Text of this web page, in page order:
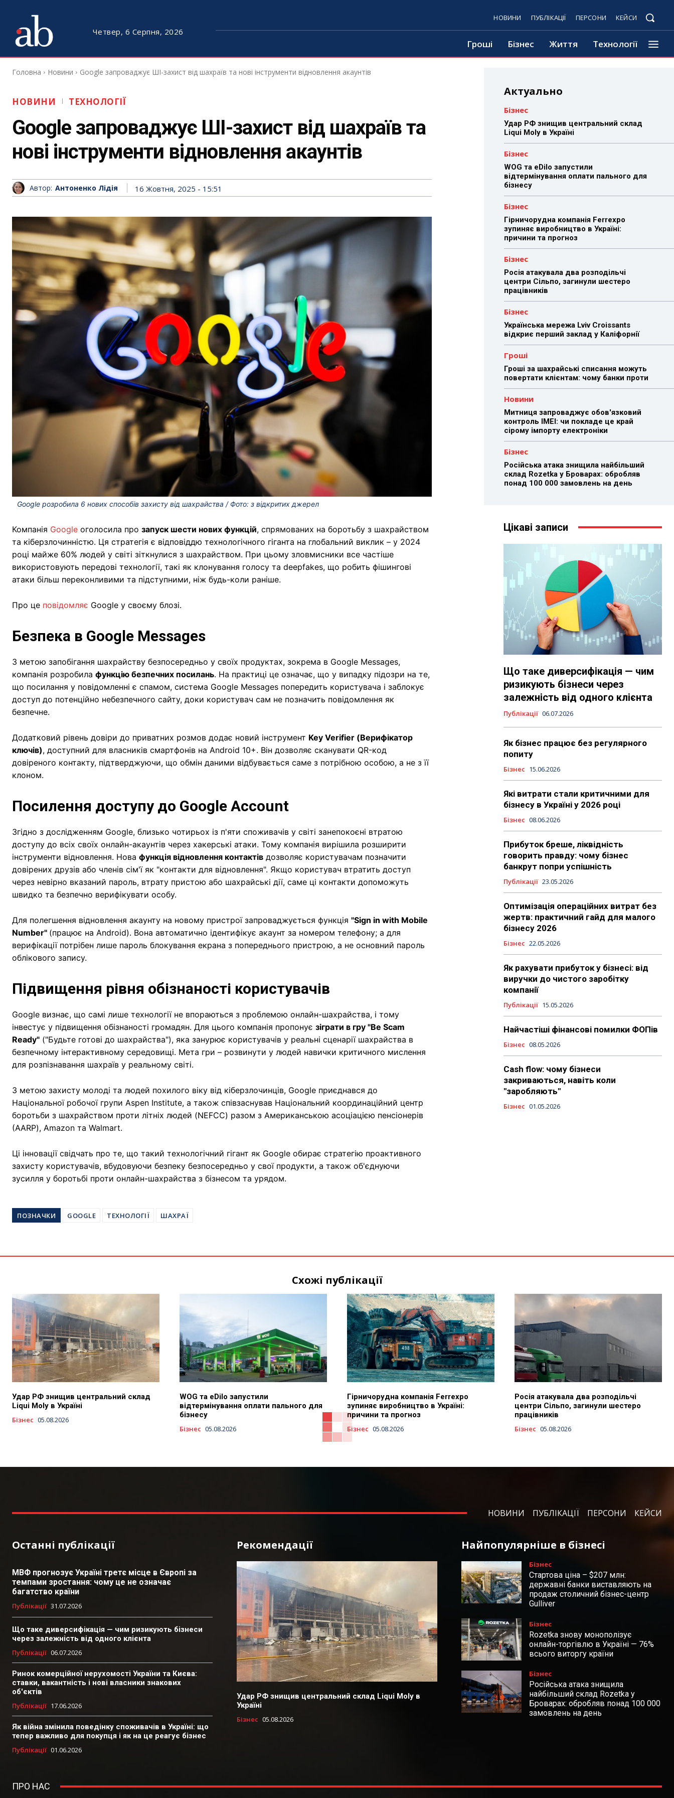
Четвер, 6 Серпня, 2026
НОВИНИ ПУБЛІКАЦІЇ ПЕРСОНИ КЕЙСИ
Гроші Бізнес Життя Технології
Головна Новини Google запроваджує ШІ-захист від шахраїв та нові інструменти відновлення акаунтів
НОВИНИ ТЕХНОЛОГІЇ
Google запроваджує ШІ-захист від шахраїв та
нові інструменти відновлення акаунтів
Автор: Антоненко Лідія 16 Жовтня, 2025 - 15:51
Google розробила 6 нових способів захисту від шахрайства / Фото: з відкритих джерел
Компанія Google оголосила про запуск шести нових функцій, спрямованих на боротьбу з шахрайством
та кіберзлочинністю. Ця стратегія є відповіддю технологічного гіганта на глобальний виклик – у 2024
році майже 60% людей у світі зіткнулися з шахрайством. При цьому зловмисники все частіше
використовують передові технології, такі як клонування голосу та deepfakes, що робить фішингові
атаки більш переконливими та підступними, ніж будь-коли раніше.
Про це повідомляє Google у своєму блозі.
Безпека в Google Messages
З метою запобігання шахрайству безпосередньо у своїх продуктах, зокрема в Google Messages,
компанія розробила функцію безпечних посилань. На практиці це означає, що у випадку підозри на те,
що посилання у повідомленні є спамом, система Google Messages попередить користувача і заблокує
доступ до потенційно небезпечного сайту, доки користувач сам не позначить повідомлення як
безпечне.
Додатковий рівень довіри до приватних розмов додає новий інструмент Key Verifier (Верифікатор
ключів), доступний для власників смартфонів на Android 10+. Він дозволяє сканувати QR-код
довіреного контакту, підтверджуючи, що обмін даними відбувається саме з потрібною особою, а не з її
клоном.
Посилення доступу до Google Account
Згідно з дослідженням Google, близько чотирьох із п'яти споживачів у світі занепокоєні втратою
доступу до всіх своїх онлайн-акаунтів через хакерські атаки. Тому компанія вирішила розширити
інструменти відновлення. Нова функція відновлення контактів дозволяє користувачам позначити
довірених друзів або членів сім'ї як "контакти для відновлення". Якщо користувач втратить доступ
через невірно вказаний пароль, втрату пристою або шахрайські дії, саме ці контакти допоможуть
швидко та безпечно верифікувати особу.
Для полегшення відновлення акаунту на новому пристрої запроваджується функція "Sign in with Mobile
Number" (працює на Android). Вона автоматично ідентифікує акаунт за номером телефону; а для
верифікації потрібен лише пароль блокування екрана з попереднього пристрою, а не основний пароль
облікового запису.
Підвищення рівня обізнаності користувачів
Google визнає, що самі лише технології не впораються з проблемою онлайн-шахрайства, і тому
інвестує у підвищення обізнаності громадян. Для цього компанія пропонує зіграти в гру "Be Scam
Ready" ("Будьте готові до шахрайства"), яка занурює користувачів у реальні сценарії шахрайства в
безпечному інтерактивному середовищі. Мета гри – розвинути у людей навички критичного мислення
для розпізнавання шахраїв у реальному світі.
З метою захисту молоді та людей похилого віку від кіберзлочинців, Google приєднався до
Національної робочої групи Aspen Institute, а також співзаснував Національний координаційний центр
боротьби з шахрайством проти літніх людей (NEFCC) разом з Американською асоціацією пенсіонерів
(ААRP), Amazon та Walmart.
Ці інновації свідчать про те, що такий технологічний гігант як Google обирає стратегію проактивного
захисту користувачів, вбудовуючи безпеку безпосередньо у свої продукти, а також об'єднуючи
зусилля у боротьбі проти онлайн-шахрайства з бізнесом та урядом.
ПОЗНАЧКИ GOOGLE ТЕХНОЛОГІЇ ШАХРАЇ
Актуально
Бізнес
Удар РФ знищив центральний склад
Liqui Moly в Україні
Бізнес
WOG та eDilo запустили
відтермінування оплати пального для
бізнесу
Бізнес
Гірничорудна компанія Ferrexpo
зупиняє виробництво в Україні:
причини та прогноз
Бізнес
Росія атакувала два розподільчі
центри Сільпо, загинули шестеро
працівників
Бізнес
Українська мережа Lviv Croissants
відкриє перший заклад у Каліфорнії
Гроші
Гроші за шахрайські списання можуть
повертати клієнтам: чому банки проти
Новини
Митниця запроваджує обов'язковий
контроль IMEI: чи покладе це край
сірому імпорту електроніки
Бізнес
Російська атака знищила найбільший
склад Rozetka у Броварах: обробляв
понад 100 000 замовлень на день
Цікаві записи
Що таке диверсифікація — чим
ризикують бізнеси через
залежність від одного клієнта
Публікації 06.07.2026
Як бізнес працює без регулярного
попиту
Бізнес 15.06.2026
Які витрати стали критичними для
бізнесу в Україні у 2026 році
Бізнес 08.06.2026
Прибуток бреше, ліквідність
говорить правду: чому бізнес
банкрут попри успішність
Публікації 23.05.2026
Оптимізація операційних витрат без
жертв: практичний гайд для малого
бізнесу 2026
Бізнес 22.05.2026
Як рахувати прибуток у бізнесі: від
виручки до чистого заробітку
компанії
Публікації 15.05.2026
Найчастіші фінансові помилки ФОПів
Бізнес 08.05.2026
Cash flow: чому бізнеси
закриваються, навіть коли
"заробляють"
Бізнес 01.05.2026
Схожі публікації
Удар РФ знищив центральний склад
Liqui Moly в Україні
Бізнес 05.08.2026
WOG та eDilo запустили
відтермінування оплати пального для
бізнесу
Бізнес 05.08.2026
Гірничорудна компанія Ferrexpo
зупиняє виробництво в Україні:
причини та прогноз
Бізнес 05.08.2026
Росія атакувала два розподільчі
центри Сільпо, загинули шестеро
працівників
Бізнес 05.08.2026
НОВИНИ ПУБЛІКАЦІЇ ПЕРСОНИ КЕЙСИ
Останні публікації
МВФ прогнозує Україні третє місце в Європі за
темпами зростання: чому це не означає
багатство країни
Публікації 31.07.2026
Що таке диверсифікація — чим ризикують бізнеси
через залежність від одного клієнта
Публікації 06.07.2026
Ринок комерційної нерухомості України та Києва:
ставки, вакантність і нові власники знакових
об'єктів
Публікації 17.06.2026
Як війна змінила поведінку споживачів в Україні: що
тепер важливо для покупця і як на це реагує бізнес
Публікації 01.06.2026
Рекомендації
Удар РФ знищив центральний склад Liqui Moly в
Україні
Бізнес 05.08.2026
Найпопулярніше в бізнесі
Бізнес
Стартова ціна – $207 млн:
державні банки виставляють на
продаж столичний бізнес-центр
Gulliver
Бізнес
Rozetka знову монополізує
онлайн-торгівлю в Україні — 76%
всього виторгу країни
Бізнес
Російська атака знищила
найбільший склад Rozetka у
Броварах: обробляв понад 100 000
замовлень на день
ПРО НАС